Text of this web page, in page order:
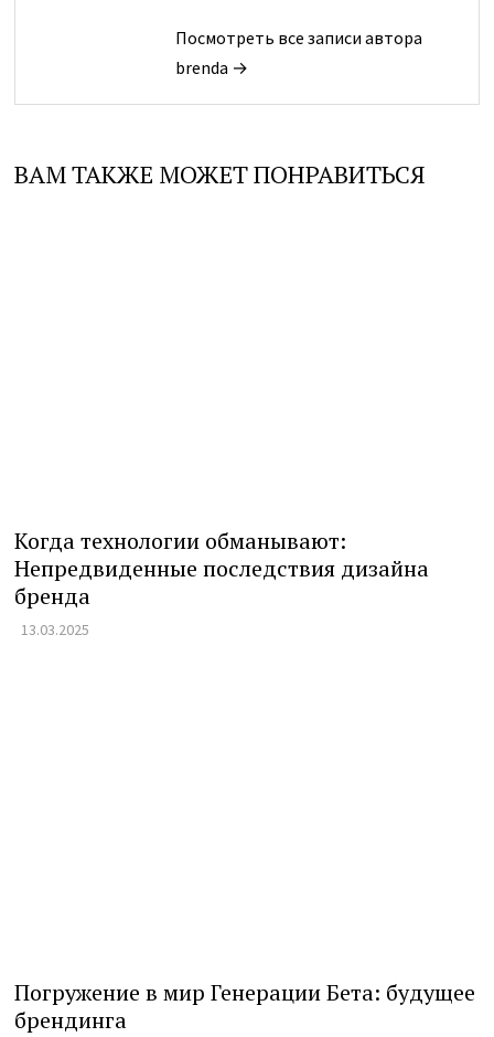
Посмотреть все записи автора
brenda →
ВАМ ТАКЖЕ МОЖЕТ ПОНРАВИТЬСЯ
Когда технологии обманывают:
Непредвиденные последствия дизайна
бренда
13.03.2025
Погружение в мир Генерации Бета: будущее
брендинга